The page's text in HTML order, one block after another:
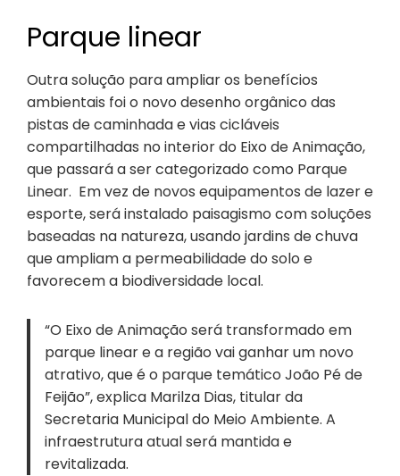
Parque linear
Outra solução para ampliar os benefícios
ambientais foi o novo desenho orgânico das
pistas de caminhada e vias cicláveis
compartilhadas no interior do Eixo de Animação,
que passará a ser categorizado como Parque
Linear. Em vez de novos equipamentos de lazer e
esporte, será instalado paisagismo com soluções
baseadas na natureza, usando jardins de chuva
que ampliam a permeabilidade do solo e
favorecem a biodiversidade local.
“O Eixo de Animação será transformado em
parque linear e a região vai ganhar um novo
atrativo, que é o parque temático João Pé de
Feijão”, explica Marilza Dias, titular da
Secretaria Municipal do Meio Ambiente. A
infraestrutura atual será mantida e
revitalizada.